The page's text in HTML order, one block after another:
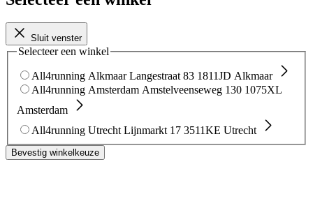
Sluit venster
Selecteer een winkel
All4running Alkmaar Langestraat 83 1811JD Alkmaar
All4running Amsterdam Amstelveenseweg 130 1075XL
Amsterdam
All4running Utrecht Lijnmarkt 17 3511KE Utrecht
Bevestig winkelkeuze